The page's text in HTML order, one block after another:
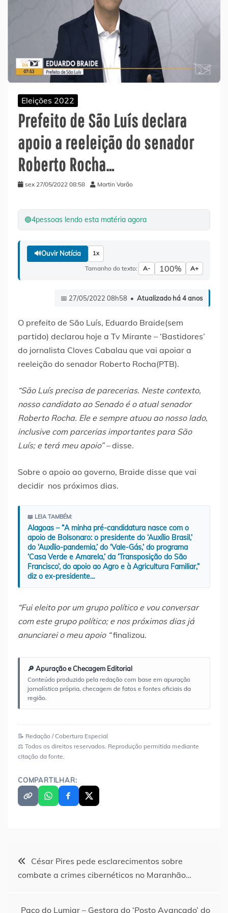
Eleições 2022
Prefeito de São Luís declara
apoio a reeleição do senador
Roberto Rocha…
sex 27/05/2022 08:58 Martin Varão
🟢4pessoas lendo esta matéria agora
🔊Ouvir Notícia 1x
Tamanho do texto: A- 100% A+
📅 27/05/2022 08h58 • Atualizado há 4 anos
O prefeito de São Luís, Eduardo Braide(sem
partido) declarou hoje a Tv Mirante – ‘Bastidores’
do jornalista Cloves Cabalau que vai apoiar a
reeleição do senador Roberto Rocha(PTB).
“São Luís precisa de parecerias. Neste contexto,
nosso candidato ao Senado é o atual senador
Roberto Rocha. Ele e sempre atuou ao nosso lado,
inclusive com parcerias importantes para São
Luís; e terá meu apoio” –disse.
Sobre o apoio ao governo, Braide disse que vai
decidir nos próximos dias.
📖 LEIA TAMBÉM:
Alagoas – “A minha pré-candidatura nasce com o
apoio de Bolsonaro: o presidente do ‘Auxílio Brasil,’
do ‘Auxílio-pandemia,’ do ‘Vale-Gás,’ do programa
‘Casa Verde e Amarela,’ da ‘Transposição do São
Francisco’, do apoio ao Agro e à Agricultura Familiar,”
diz o ex-presidente…
“Fui eleito por um grupo político e vou conversar
com este grupo político; e nos próximos dias já
anunciarei o meu apoio “finalizou.
🔎 Apuração e Checagem Editorial
Conteúdo produzido pela redação com base em apuração
jornalística própria, checagem de fatos e fontes oficiais da
região.
📝 Redação / Cobertura Especial
⚖️ Todos os direitos reservados. Reprodução permitida mediante
citação da fonte.
COMPARTILHAR:
Navegação
César Pires pede esclarecimentos sobre
combate a crimes cibernéticos no Maranhão…
Paço do Lumiar – Gestora do ‘Posto Avançado’ do